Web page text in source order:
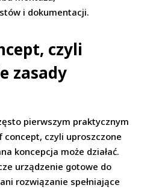
i dokumentacji.
czyli
zasady
pierwszym praktycznym
czyli uproszczone
koncepcja może działać.
urządzenie gotowe do
rozwiązanie spełniające